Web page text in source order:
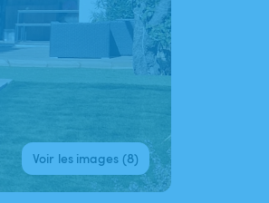
Voir les images (8)